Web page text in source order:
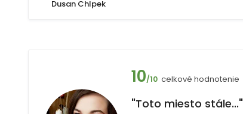
Dusan Chlpek
10/10 celkové hodnotenie
"Toto miesto stále..."